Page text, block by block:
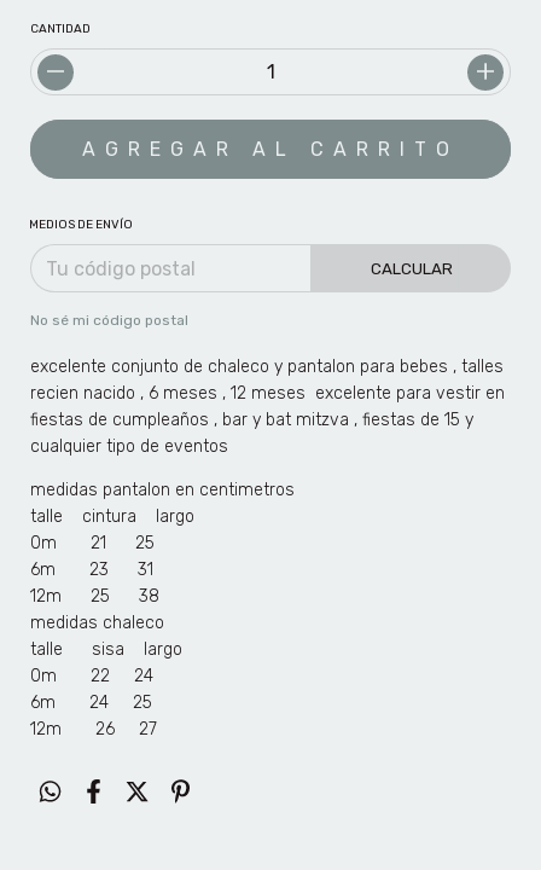
CANTIDAD
MEDIOS DE ENVÍO
CALCULAR
No sé mi código postal
excelente conjunto de chaleco y pantalon para bebes , talles
recien nacido , 6 meses , 12 meses excelente para vestir en
fiestas de cumpleaños , bar y bat mitzva , fiestas de 15 y
cualquier tipo de eventos
medidas pantalon en centimetros
talle cintura largo
0m 21 25
6m 23 31
12m 25 38
medidas chaleco
talle sisa largo
0m 22 24
6m 24 25
12m 26 27